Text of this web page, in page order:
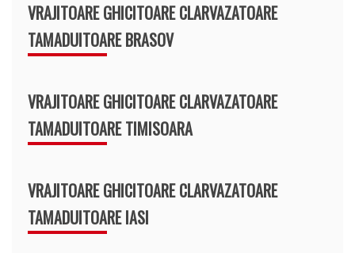
VRAJITOARE GHICITOARE CLARVAZATOARE
TAMADUITOARE BRASOV
VRAJITOARE GHICITOARE CLARVAZATOARE
TAMADUITOARE TIMISOARA
VRAJITOARE GHICITOARE CLARVAZATOARE
TAMADUITOARE IASI